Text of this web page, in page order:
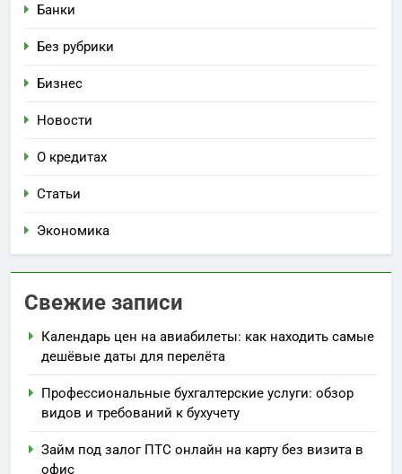
Банки
Без рубрики
Бизнес
Новости
О кредитах
Статьи
Экономика
Свежие записи
Календарь цен на авиабилеты: как находить самые
дешёвые даты для перелёта
Профессиональные бухгалтерские услуги: обзор
видов и требований к бухучету
Займ под залог ПТС онлайн на карту без визита в
офис